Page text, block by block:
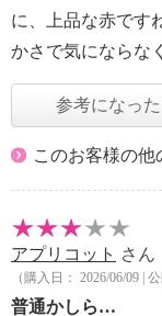
に、上品な赤です
かさで気にならな
参考になった
このお客様の他
アプリコット さん
（購入日： 2026/06/09 |
普通かしら…